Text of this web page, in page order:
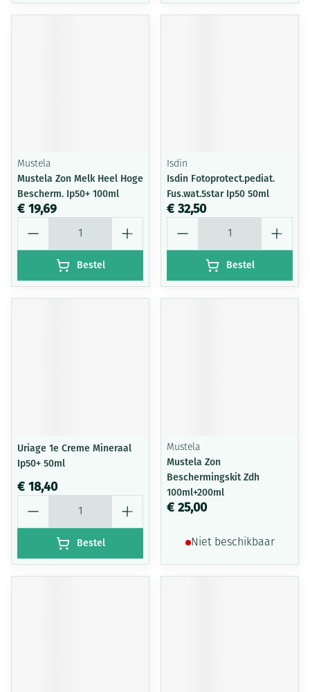
Mustela
Mustela Zon Melk Heel Hoge
Bescherm. Ip50+ 100ml
€ 19,69
Bestel
Isdin
Isdin Fotoprotect.pediat.
Fus.wat.5star Ip50 50ml
€ 32,50
Bestel
Uriage 1e Creme Mineraal
Ip50+ 50ml
€ 18,40
Bestel
Mustela
Mustela Zon
Beschermingskit Zdh
100ml+200ml
€ 25,00
Niet beschikbaar